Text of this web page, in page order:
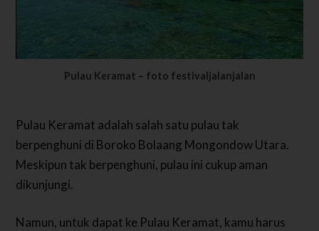
Pulau Keramat – foto festivaljalanjalan
Pulau Keramat adalah salah satu pulau tak
berpenghuni di Boroko Bolaang Mongondow Utara.
Meskipun tak berpenghuni, pulau ini cukup aman
dikunjungi.
Namun, untuk dapat ke Pulau Keramat, kamu harus